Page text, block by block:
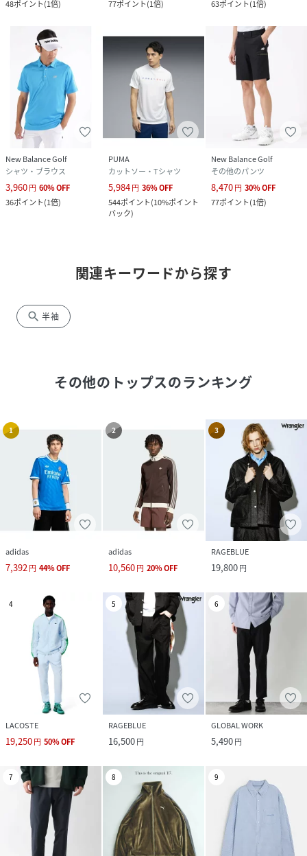
48ポイント(1倍)
77ポイント(1倍)
63ポイント(1倍)
New Balance Golf
シャツ・ブラウス
3,960円 60%OFF
36ポイント(1倍)
PUMA
カットソー・Tシャツ
5,984円 36%OFF
544ポイント(10%ポイント
バック)
New Balance Golf
その他のパンツ
8,470円 30%OFF
77ポイント(1倍)
関連キーワードから探す
search 半袖
その他のトップスのランキング
1
adidas
7,392円 44%OFF
2
adidas
10,560円 20%OFF
3
RAGEBLUE
19,800円
4
LACOSTE
19,250円 50%OFF
5
RAGEBLUE
16,500円
6
GLOBAL WORK
5,490円
7 8 9